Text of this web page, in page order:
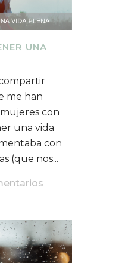
UNA
me han
con
una vida
con
(que nos...